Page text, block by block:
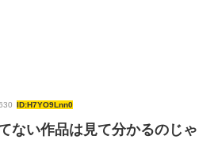
ID:H7YO9Lnn0
ない作品は見て分かるのじゃ